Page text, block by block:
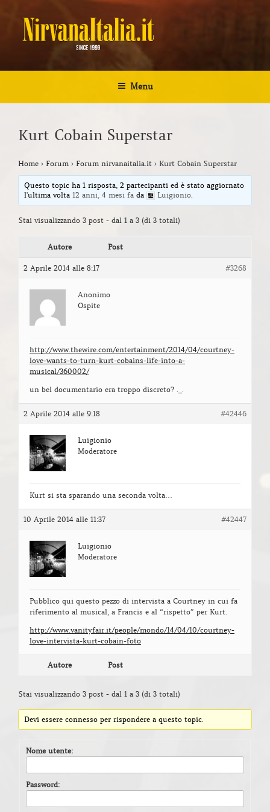
contenuto
NIRVANA ITALIA
Menu
Kurt Cobain Superstar
Home › Forum › Forum nirvanaitalia.it › Kurt Cobain Superstar
Questo topic ha 1 risposta, 2 partecipanti ed è stato aggiornato
l'ultima volta12 anni, 4 mesi fa da Luigionio.
Stai visualizzando 3 post - dal 1 a 3 (di 3 totali)
Autore Post
2 Aprile 2014 alle 8:17 #3268
Anonimo
Ospite
http://www.thewire.com/entertainment/2014/04/courtney-
love-wants-to-turn-kurt-cobains-life-into-a-
musical/360002/
un bel documentario era troppo discreto? ._.
2 Aprile 2014 alle 9:18 #42446
Luigionio
Moderatore
Kurt si sta sparando una seconda volta…
10 Aprile 2014 alle 11:37 #42447
Luigionio
Moderatore
Pubblico qui questo pezzo di intervista a Courtney in cui fa
riferimento al musical, a Francis e al “rispetto” per Kurt.
http://www.vanityfair.it/people/mondo/14/04/10/courtney-
love-intervista-kurt-cobain-foto
Autore Post
Stai visualizzando 3 post - dal 1 a 3 (di 3 totali)
Devi essere connesso per rispondere a questo topic.
Nome utente:
Password: